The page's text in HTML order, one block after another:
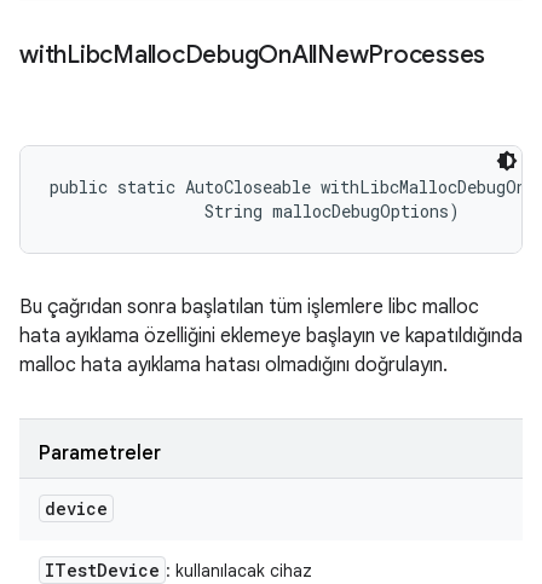
withLibcMallocDebugOnAllNewProcesses
public static AutoCloseable
                String mallocDebugOptions)
Bu çağrıdan sonra başlatılan tüm işlemlere libc malloc
hata ayıklama özelliğini eklemeye başlayın ve kapatıldığında
malloc hata ayıklama hatası olmadığını doğrulayın.
Parametreler
device
ITestDevice : kullanılacak cihaz